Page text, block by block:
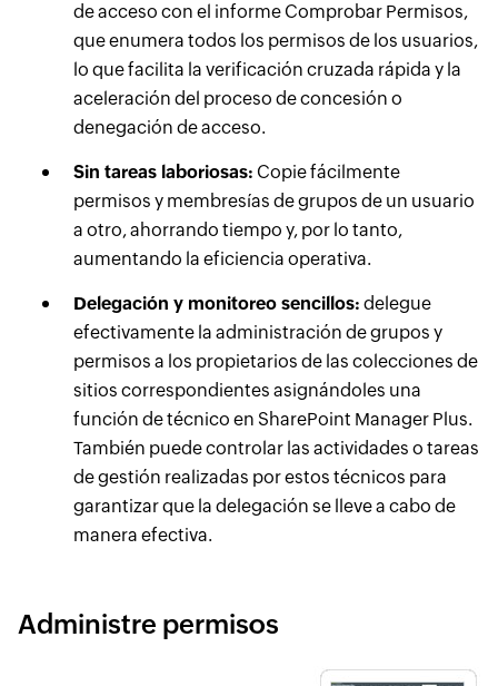
de acceso con el informe Comprobar Permisos,
que enumera todos los permisos de los usuarios,
lo que facilita la verificación cruzada rápida y la
aceleración del proceso de concesión o
denegación de acceso.
Sin tareas laboriosas: Copie fácilmente
permisos y membresías de grupos de un usuario
a otro, ahorrando tiempo y, por lo tanto,
aumentando la eficiencia operativa.
Delegación y monitoreo sencillos: delegue
efectivamente la administración de grupos y
permisos a los propietarios de las colecciones de
sitios correspondientes asignándoles una
función de técnico en SharePoint Manager Plus.
También puede controlar las actividades o tareas
de gestión realizadas por estos técnicos para
garantizar que la delegación se lleve a cabo de
manera efectiva.
Administre permisos